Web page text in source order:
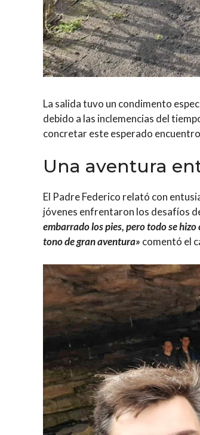
La salida tuvo un condimento
debido a las inclemencias del
concretar este esperado
Una aventura
El Padre Federico relató con
jóvenes enfrentaron los desafíos
embarrado los pies, pero todo se
tono de gran aventura» comentó el